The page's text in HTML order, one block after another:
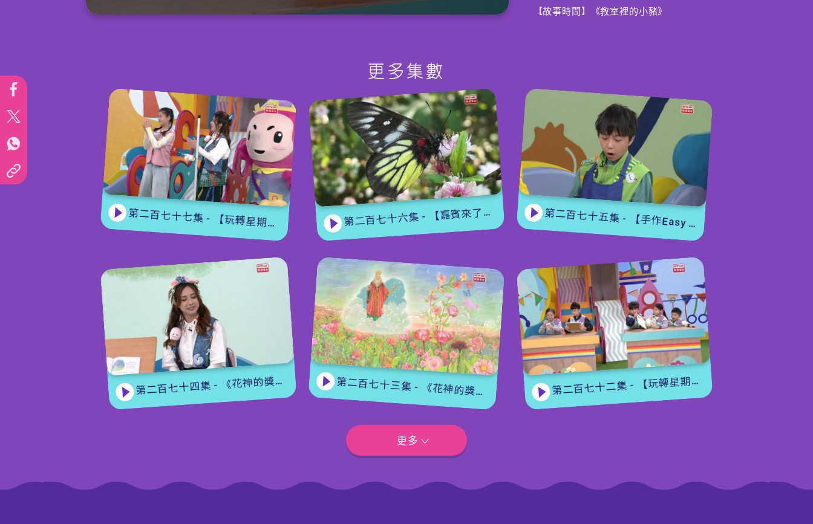
【故事時間】《教室裡的小豬》
【冷知識】課室裡的貓老師
香港有一間中學，收養了三隻流浪貓，老師
和同學會輪流在「貓舍」當值，照顧貓貓。
同學們究竟從三位「貓老師」身上學到什麼
知識？
編導：吳諾雯
更多集數
第二百七十七集 - 【玩轉星期五】 蝴蝶變變變 第二百七十六集 - 【嘉賓來了】 蝴蝶專家 第二百七十五集 - 【手作Easy Job】 盆栽磨菇 【Yummy Time】仲夏蝴蝶粉
第二百七十四集 - 《花神的獎勵》下集 第二百七十三集 - 《花神的獎勵》上集 第二百七十二集 - 【玩轉星期五】眼力大挑戰
更多